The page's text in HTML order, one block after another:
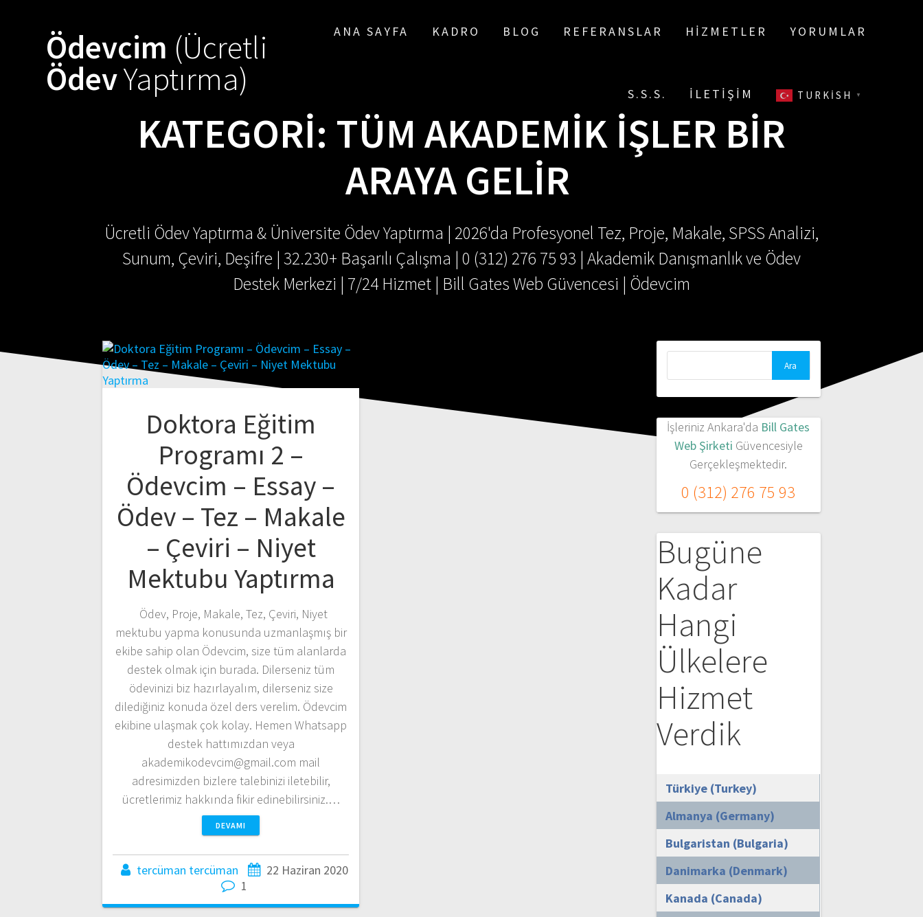
Ödevcim (Ücretli
ÖdevYaptırma)
ANA SAYFA KADRO BLOG REFERANSLAR HIZMETLER YORUMLAR
S.S.S. İLETIŞIM TURKISH ▼
KATEGORI: TÜM AKADEMİK İŞLER BİR
ARAYA GELİR
Ücretli Ödev Yaptırma & Üniversite Ödev Yaptırma | 2026'da Profesyonel Tez, Proje, Makale, SPSS Analizi,
Sunum, Çeviri, Deşifre | 32.230+ Başarılı Çalışma | 0 (312) 276 75 93 | Akademik Danışmanlık ve Ödev
Destek Merkezi | 7/24 Hizmet | Bill Gates Web Güvencesi | Ödevcim
Doktora Eğitim
Programı 2 –
Ödevcim – Essay –
Ödev – Tez – Makale
– Çeviri – Niyet
Mektubu Yaptırma
Ödev, Proje, Makale, Tez, Çeviri, Niyet
mektubu yapma konusunda uzmanlaşmış bir
ekibe sahip olan Ödevcim, size tüm alanlarda
destek olmak için burada. Dilerseniz tüm
ödevinizi biz hazırlayalım, dilerseniz size
dilediğiniz konuda özel ders verelim. Ödevcim
ekibine ulaşmak çok kolay. Hemen Whatsapp
destek hattımızdan veya
akademikodevcim@gmail.com mail
adresimizden bizlere talebinizi iletebilir,
ücretlerimiz hakkında fikir edinebilirsiniz.…
DEVAMI
tercüman tercüman
22 Haziran 2020
1
İşleriniz Ankara'da Bill Gates
Web Şirketi Güvencesiyle
Gerçekleşmektedir.
0 (312) 276 75 93
Bugüne
Kadar
Hangi
Ülkelere
Hizmet
Verdik
Türkiye (Turkey)
Almanya (Germany)
Bulgaristan (Bulgaria)
Danimarka (Denmark)
Kanada (Canada)